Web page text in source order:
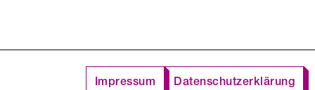
Impressum Datenschutzerklärung